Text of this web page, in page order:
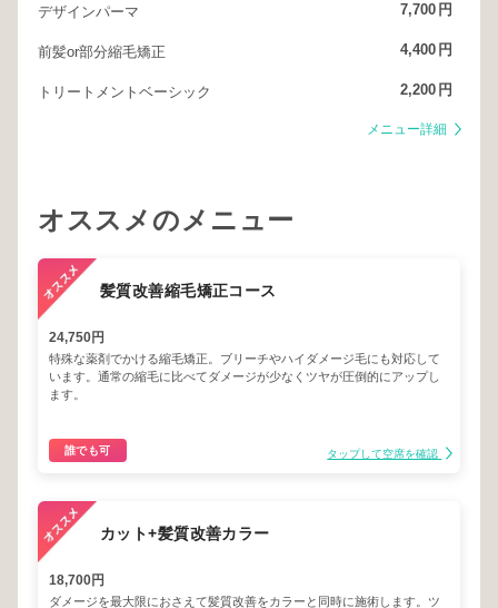
デザインパーマ 7,700 円
前髪or部分縮毛矯正 4,400 円
トリートメントベーシック 2,200 円
メニュー詳細
オススメのメニュー
髪質改善縮毛矯正コース
24,750円
特殊な薬剤でかける縮毛矯正。ブリーチやハイダメージ毛にも対応して
います。通常の縮毛に比べてダメージが少なくツヤが圧倒的にアップし
ます。
誰でも可 タップして空席を確認
カット+髪質改善カラー
18,700円
ダメージを最大限におさえて髪質改善をカラーと同時に施術します。ツ